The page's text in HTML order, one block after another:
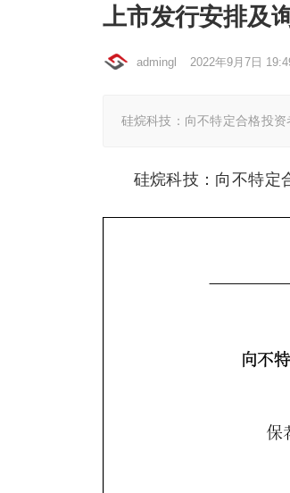
上市发行安排及
admingl 2022年9月7日
硅烷科技：向不特定合格投
硅烷科技：向不特定